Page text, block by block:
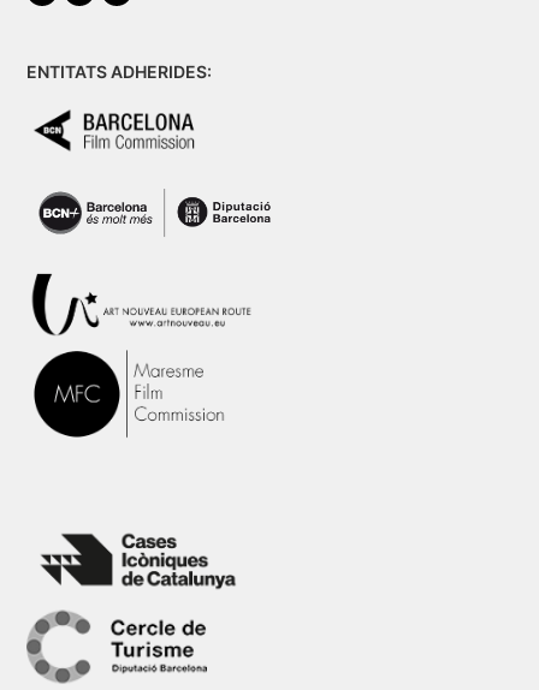
ENTITATS ADHERIDES: